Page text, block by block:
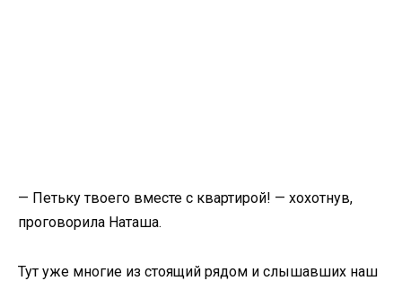
— Петьку твоего вместе с квартирой! — хохотнув,
проговорила Наташа.
Тут уже многие из стоящий рядом и слышавших наш